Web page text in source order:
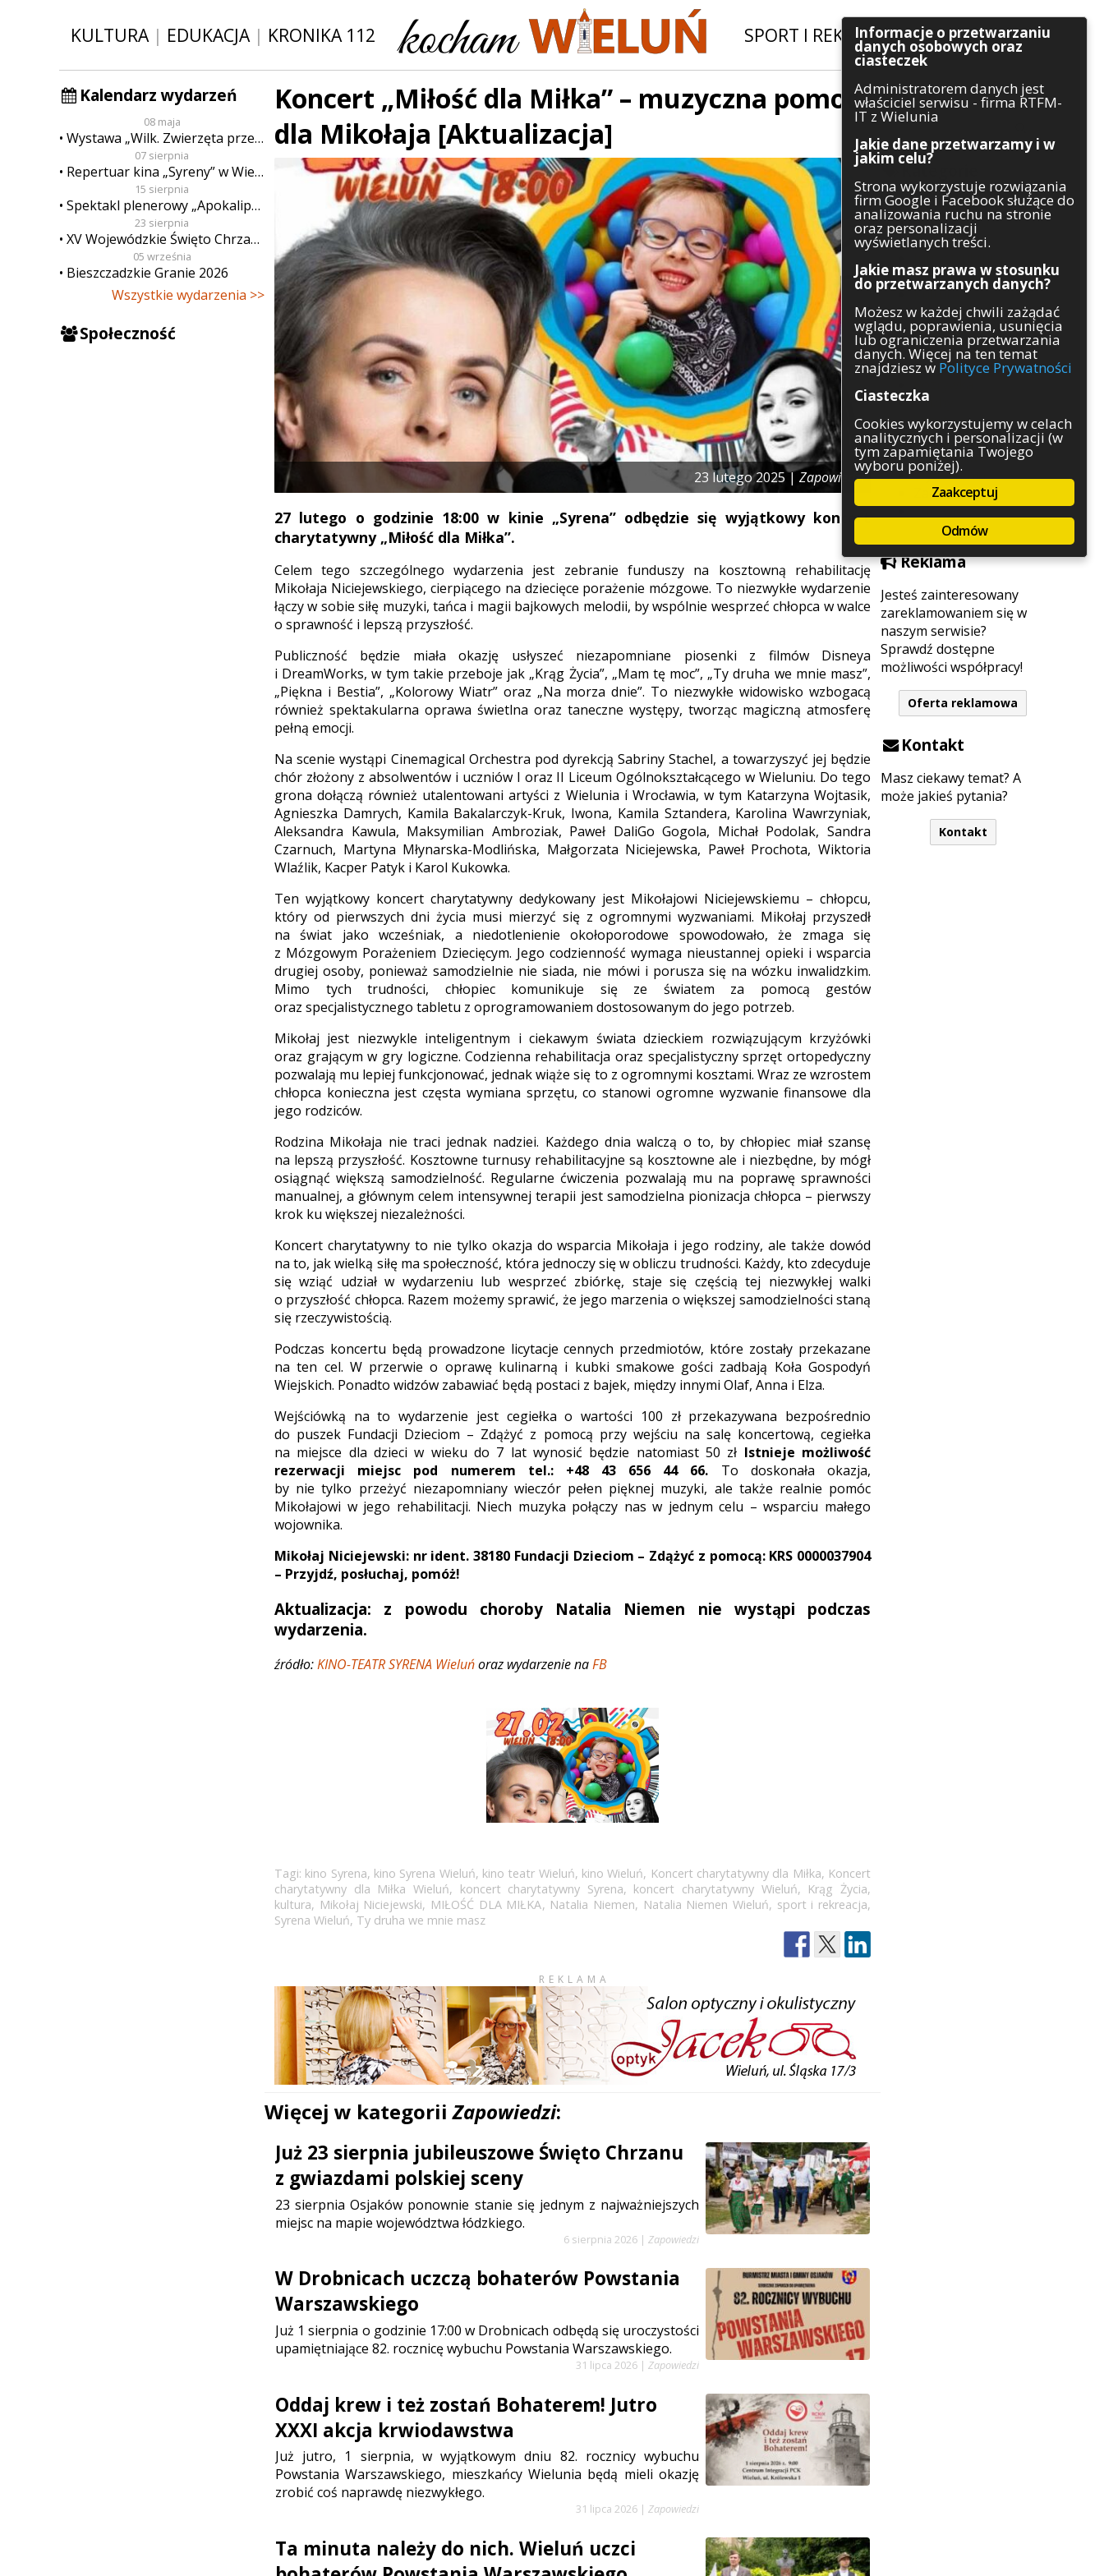
KULTURA| EDUKACJA| KRONIKA 112 SPORT I REKREACJA|INWESTYCJE
Kalendarz wydarzeń
08 maja
Wystawa „Wilk. Zwierzęta przeklęte”
07 sierpnia
Repertuar kina „Syreny” w Wieluniu w dn. od 7 do 13 sierpnia
15 sierpnia
Spektakl plenerowy „Apokalipsa”
23 sierpnia
XV Wojewódzkie Święto Chrzanu
05 września
Bieszczadzkie Granie 2026
Wszystkie wydarzenia >>
Społeczność
Szukaj
Kategorie
Architektura
Gospodarka
Handel
Komunikaty
Kultura
Polityka
Pozostałe
Psychologia
Rolnictwo
Służby
Sport
Środowisko
Szkolnictwo
Wydarzenia
Zapowiedzi
Zdrowie
Reklama
Jesteś zainteresowany
zareklamowaniem się w
naszym serwisie?
Sprawdź dostępne
możliwości współpracy!
Oferta reklamowa
Kontakt
Masz ciekawy temat? A
może jakieś pytania?
Kontakt
Koncert „Miłość dla Miłka” – muzyczna pomoc
dla Mikołaja [Aktualizacja]
23 lutego 2025 |Zapowiedzi
27 lutego o godzinie 18:00 w kinie „Syrena” odbędzie się wyjątkowy koncert
charytatywny „Miłość dla Miłka”.
Celem tego szczególnego wydarzenia jest zebranie funduszy na kosztowną rehabilitację
Mikołaja Niciejewskiego, cierpiącego na dziecięce porażenie mózgowe. To niezwykłe wydarzenie
łączy w sobie siłę muzyki, tańca i magii bajkowych melodii, by wspólnie wesprzeć chłopca w walce
o sprawność i lepszą przyszłość.
Publiczność będzie miała okazję usłyszeć niezapomniane piosenki z filmów Disneya
i DreamWorks, w tym takie przeboje jak „Krąg Życia”, „Mam tę moc”, „Ty druha we mnie masz”,
„Piękna i Bestia”, „Kolorowy Wiatr” oraz „Na morza dnie”. To niezwykłe widowisko wzbogacą
również spektakularna oprawa świetlna oraz taneczne występy, tworząc magiczną atmosferę
pełną emocji.
Na scenie wystąpi Cinemagical Orchestra pod dyrekcją Sabriny Stachel, a towarzyszyć jej będzie
chór złożony z absolwentów i uczniów I oraz II Liceum Ogólnokształcącego w Wieluniu. Do tego
grona dołączą również utalentowani artyści z Wielunia i Wrocławia, w tym Katarzyna Wojtasik,
Agnieszka Damrych, Kamila Bakalarczyk-Kruk, Iwona, Kamila Sztandera, Karolina Wawrzyniak,
Aleksandra Kawula, Maksymilian Ambroziak, Paweł DaliGo Gogola, Michał Podolak, Sandra
Czarnuch, Martyna Młynarska-Modlińska, Małgorzata Niciejewska, Paweł Prochota, Wiktoria
Wlaźlik, Kacper Patyk i Karol Kukowka.
Ten wyjątkowy koncert charytatywny dedykowany jest Mikołajowi Niciejewskiemu – chłopcu,
który od pierwszych dni życia musi mierzyć się z ogromnymi wyzwaniami. Mikołaj przyszedł
na świat jako wcześniak, a niedotlenienie okołoporodowe spowodowało, że zmaga się
z Mózgowym Porażeniem Dziecięcym. Jego codzienność wymaga nieustannej opieki i wsparcia
drugiej osoby, ponieważ samodzielnie nie siada, nie mówi i porusza się na wózku inwalidzkim.
Mimo tych trudności, chłopiec komunikuje się ze światem za pomocą gestów
oraz specjalistycznego tabletu z oprogramowaniem dostosowanym do jego potrzeb.
Mikołaj jest niezwykle inteligentnym i ciekawym świata dzieckiem rozwiązującym krzyżówki
oraz grającym w gry logiczne. Codzienna rehabilitacja oraz specjalistyczny sprzęt ortopedyczny
pozwalają mu lepiej funkcjonować, jednak wiąże się to z ogromnymi kosztami. Wraz ze wzrostem
chłopca konieczna jest częsta wymiana sprzętu, co stanowi ogromne wyzwanie finansowe dla
jego rodziców.
Rodzina Mikołaja nie traci jednak nadziei. Każdego dnia walczą o to, by chłopiec miał szansę
na lepszą przyszłość. Kosztowne turnusy rehabilitacyjne są kosztowne ale i niezbędne, by mógł
osiągnąć większą samodzielność. Regularne ćwiczenia pozwalają mu na poprawę sprawności
manualnej, a głównym celem intensywnej terapii jest samodzielna pionizacja chłopca – pierwszy
krok ku większej niezależności.
Koncert charytatywny to nie tylko okazja do wsparcia Mikołaja i jego rodziny, ale także dowód
na to, jak wielką siłę ma społeczność, która jednoczy się w obliczu trudności. Każdy, kto zdecyduje
się wziąć udział w wydarzeniu lub wesprzeć zbiórkę, staje się częścią tej niezwykłej walki
o przyszłość chłopca. Razem możemy sprawić, że jego marzenia o większej samodzielności staną
się rzeczywistością.
Podczas koncertu będą prowadzone licytacje cennych przedmiotów, które zostały przekazane
na ten cel. W przerwie o oprawę kulinarną i kubki smakowe gości zadbają Koła Gospodyń
Wiejskich. Ponadto widzów zabawiać będą postaci z bajek, między innymi Olaf, Anna i Elza.
Wejściówką na to wydarzenie jest cegiełka o wartości 100 zł przekazywana bezpośrednio
do puszek Fundacji Dzieciom – Zdążyć z pomocą przy wejściu na salę koncertową, cegiełka
na miejsce dla dzieci w wieku do 7 lat wynosić będzie natomiast 50 zł Istnieje możliwość
rezerwacji miejsc pod numerem tel.: +48 43 656 44 66. To doskonała okazja,
by nie tylko przeżyć niezapomniany wieczór pełen pięknej muzyki, ale także realnie pomóc
Mikołajowi w jego rehabilitacji. Niech muzyka połączy nas w jednym celu – wsparciu małego
wojownika.
Mikołaj Niciejewski: nr ident. 38180 Fundacji Dzieciom – Zdążyć z pomocą: KRS 0000037904
– Przyjdź, posłuchaj, pomóż!
Aktualizacja: z powodu choroby Natalia Niemen nie wystąpi podczas
wydarzenia.
źródło:KINO-TEATR SYRENA Wieluńoraz wydarzenie naFB
Tagi: kino Syrena, kino Syrena Wieluń, kino teatr Wieluń, kino Wieluń, Koncert charytatywny dla Miłka, Koncert
charytatywny dla Miłka Wieluń, koncert charytatywny Syrena, koncert charytatywny Wieluń, Krąg Życia,
kultura, Mikołaj Niciejewski, MIŁOŚĆ DLA MIŁKA, Natalia Niemen, Natalia Niemen Wieluń, sport i rekreacja,
Syrena Wieluń, Ty druha we mnie masz
REKLAMA
Więcej w kategoriiZapowiedzi:
Już 23 sierpnia jubileuszowe Święto Chrzanu
z gwiazdami polskiej sceny
23 sierpnia Osjaków ponownie stanie się jednym z najważniejszych
miejsc na mapie województwa łódzkiego.
6 sierpnia 2026 | Zapowiedzi
W Drobnicach uczczą bohaterów Powstania
Warszawskiego
Już 1 sierpnia o godzinie 17:00 w Drobnicach odbędą się uroczystości
upamiętniające 82. rocznicę wybuchu Powstania Warszawskiego.
31 lipca 2026 | Zapowiedzi
Oddaj krew i też zostań Bohaterem! Jutro
XXXI akcja krwiodawstwa
Już jutro, 1 sierpnia, w wyjątkowym dniu 82. rocznicy wybuchu
Powstania Warszawskiego, mieszkańcy Wielunia będą mieli okazję
zrobić coś naprawdę niezwykłego.
31 lipca 2026 | Zapowiedzi
Ta minuta należy do nich. Wieluń uczci
Informacje o przetwarzaniu
danych osobowych oraz
ciasteczek
Administratorem danych jest
właściciel serwisu - firma RTFM-
IT z Wielunia
Jakie dane przetwarzamy i w
jakim celu?
Strona wykorzystuje rozwiązania
firm Google i Facebook służące do
analizowania ruchu na stronie
oraz personalizacji
wyświetlanych treści.
Jakie masz prawa w stosunku
do przetwarzanych danych?
Możesz w każdej chwili zażądać
wglądu, poprawienia, usunięcia
lub ograniczenia przetwarzania
danych. Więcej na ten temat
znajdziesz w Polityce Prywatności
Ciasteczka
Cookies wykorzystujemy w celach
analitycznych i personalizacji (w
tym zapamiętania Twojego
wyboru poniżej).
Zaakceptuj
Odmów